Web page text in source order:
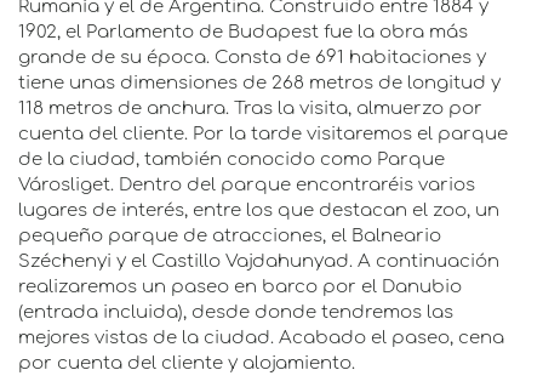
Rumanía y el de Argentina. Construido entre 1884 y
1902, el Parlamento de Budapest fue la obra más
grande de su época. Consta de 691 habitaciones y
tiene unas dimensiones de 268 metros de longitud y
118 metros de anchura. Tras la visita, almuerzo por
cuenta del cliente. Por la tarde visitaremos el parque
de la ciudad, también conocido como Parque
Városliget. Dentro del parque encontraréis varios
lugares de interés, entre los que destacan el zoo, un
pequeño parque de atracciones, el Balneario
Széchenyi y el Castillo Vajdahunyad. A continuación
realizaremos un paseo en barco por el Danubio
(entrada incluida), desde donde tendremos las
mejores vistas de la ciudad. Acabado el paseo, cena
por cuenta del cliente y alojamiento.